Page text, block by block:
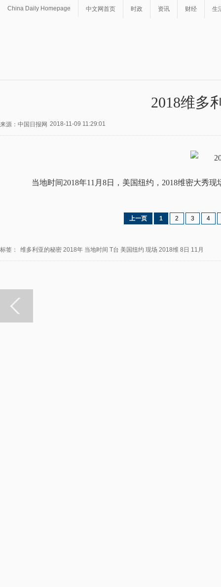
China Daily Homepage 中文网首页 时政 资讯 财经 生
2018维多
来源：中国日报网 2018-11-09 11:29:01
当地时间2018年11月8日，美国纽约，2018维密大秀现
上一页 1 2 3 4
标签： 维多利亚的秘密 2018年 当地时间 T台 美国纽约 现场 2018维 8日 11月